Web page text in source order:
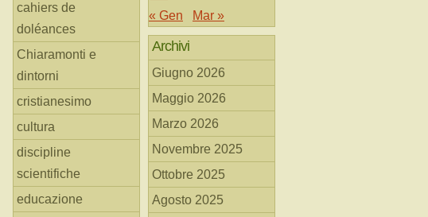
cahiers de
doléances
Chiaramonti e
dintorni
cristianesimo
cultura
discipline
scientifiche
educazione
« Gen
Mar »
Archivi
Giugno 2026
Maggio 2026
Marzo 2026
Novembre 2025
Ottobre 2025
Agosto 2025